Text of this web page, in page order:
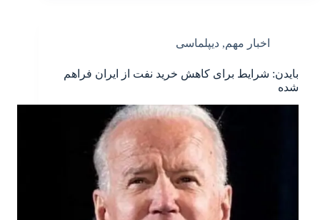
اخبار مهم, دیپلماسی
بایدن: شرایط برای کاهش خرید نفت از ایران فراهم
شده